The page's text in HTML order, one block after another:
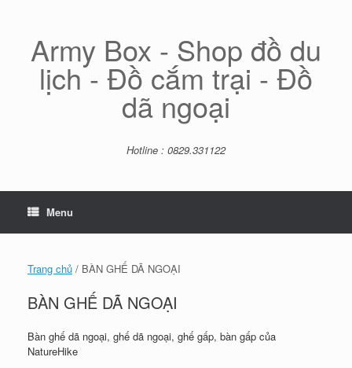
Army Box - Shop đồ du
lịch - Đồ cắm trại - Đồ
dã ngoại
Hotline : 0829.331122
Menu
Trang chủ / BÀN GHẾ DÃ NGOẠI
BÀN GHẾ DÃ NGOẠI
Bàn ghế dã ngoại, ghế dã ngoại, ghế gấp, bàn gấp của
NatureHike